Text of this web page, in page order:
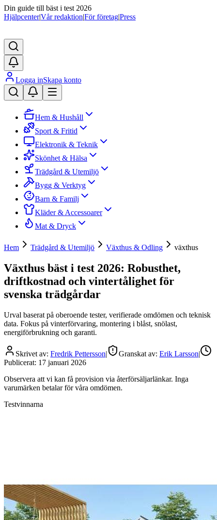
Din guide till bäst i test 2026
Hjälpcenter|Vår redaktion|För företag|Press
Logga inSkapa konto
Hem & Hushåll
Sport & Fritid
Elektronik & Teknik
Skönhet & Hälsa
Trädgård & Utemiljö
Bygg & Verktyg
Barn & Familj
Kläder & Accessoarer
Mat & Dryck
Hem Trädgård & Utemiljö Växthus & Odling växthus
Växthus bäst i test 2026: Robusthet,
driftkostnad och vintertålighet för
svenska trädgårdar
Urval baserat på oberoende tester, verifierade omdömen och teknisk
data. Fokus på vinterförvaring, montering i blåst, snölast,
energiförbrukning och garanti.
Skrivet av: Fredrik Pettersson| Granskat av: Erik Larsson|
Publicerat: 17 januari 2026
Observera att vi kan få provision via återförsäljarlänkar. Inga
varumärken betalar för våra omdömen.
Testvinnarna